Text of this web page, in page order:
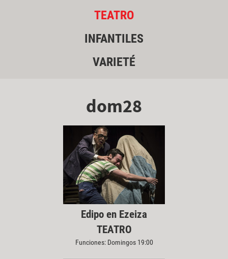
TEATRO
INFANTILES
VARIETÉ
dom28
Edipo en Ezeiza
TEATRO
Funciones: Domingos 19:00